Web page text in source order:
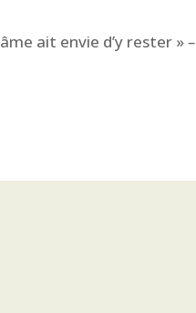
ait envie d’y rester »–